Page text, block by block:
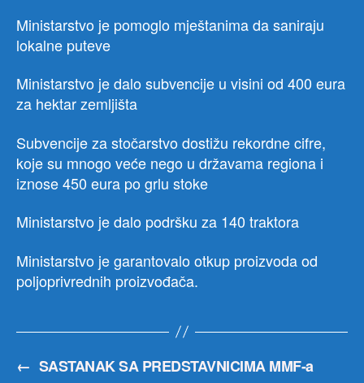
sa
Ministarstvo je pomoglo mještanima da saniraju
lokalne puteve
Ministarstvo je dalo subvencije u visini od 400 eura
za hektar zemljišta
Subvencije za stočarstvo dostižu rekordne cifre,
koje su mnogo veće nego u državama regiona i
iznose 450 eura po grlu stoke
Ministarstvo je dalo podršku za 140 traktora
Ministarstvo je garantovalo otkup proizvoda od
poljoprivrednih proizvođača.
← SASTANAK SA PREDSTAVNICIMA MMF-a